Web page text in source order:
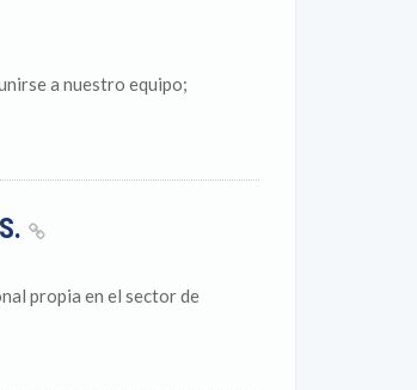
a nuestro equipo;
propia en el sector de